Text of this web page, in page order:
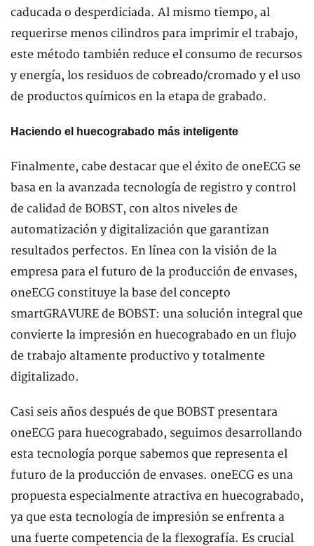
caducada o desperdiciada. Al mismo tiempo, al
requerirse menos cilindros para imprimir el trabajo,
este método también reduce el consumo de recursos
y energía, los residuos de cobreado/cromado y el uso
de productos químicos en la etapa de grabado.
Haciendo el huecograbado más inteligente
Finalmente, cabe destacar que el éxito de oneECG se
basa en la avanzada tecnología de registro y control
de calidad de BOBST, con altos niveles de
automatización y digitalización que garantizan
resultados perfectos. En línea con la visión de la
empresa para el futuro de la producción de envases,
oneECG constituye la base del concepto
smartGRAVURE de BOBST: una solución integral que
convierte la impresión en huecograbado en un flujo
de trabajo altamente productivo y totalmente
digitalizado.
Casi seis años después de que BOBST presentara
oneECG para huecograbado, seguimos desarrollando
esta tecnología porque sabemos que representa el
futuro de la producción de envases. oneECG es una
propuesta especialmente atractiva en huecograbado,
ya que esta tecnología de impresión se enfrenta a
una fuerte competencia de la flexografía. Es crucial